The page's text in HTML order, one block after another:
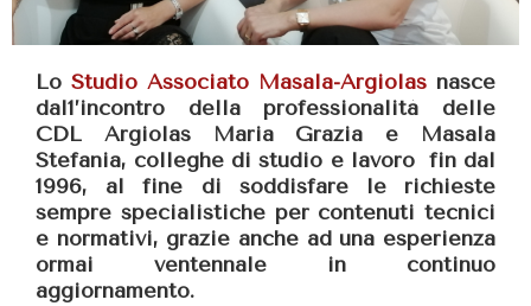
Lo Studio Associato Masala-Argiolas nasce
dal1’incontro della professionalità delle
CDL Argiolas Maria Grazia e Masala
Stefania, colleghe di studio e lavoro fin dal
1996, al fine di soddisfare le richieste
sempre specialistiche per contenuti tecnici
e normativi, grazie anche ad una esperienza
ormai ventennale in continuo
aggiornamento.